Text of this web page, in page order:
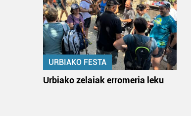
URBIAKO FESTA
Urbiako zelaiak erromeria leku